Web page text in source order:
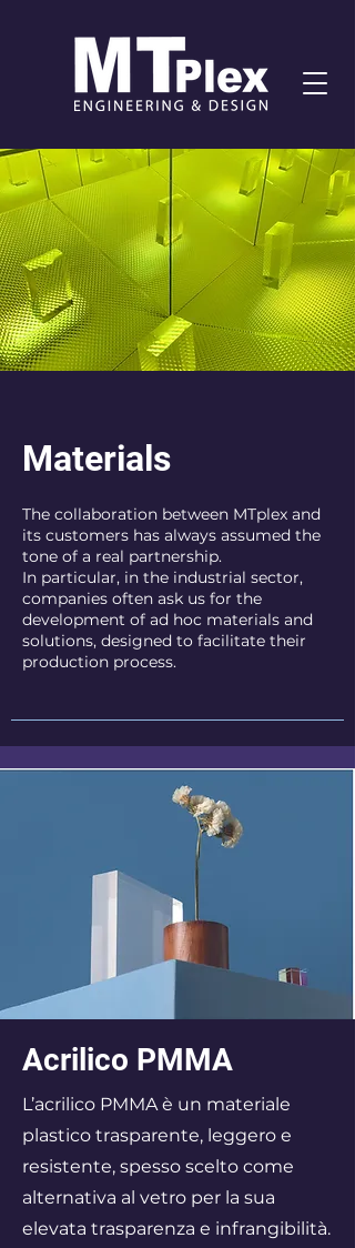
Materials
The collaboration between MTplex and
its customers has always assumed the
tone of a real partnership.
In particular, in the industrial sector,
companies often ask us for the
development of ad hoc materials and
solutions, designed to facilitate their
production process.
Acrilico PMMA
L’acrilico PMMA è un materiale
plastico trasparente, leggero e
resistente, spesso scelto come
alternativa al vetro per la sua
elevata trasparenza e infrangibilità.